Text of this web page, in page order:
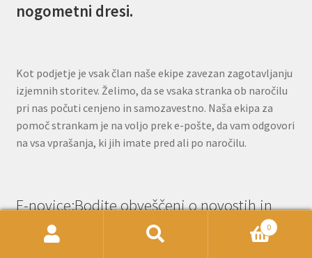
nogometni dresi.
Kot podjetje je vsak član naše ekipe zavezan zagotavljanju
izjemnih storitev. Želimo, da se vsaka stranka ob naročilu
pri nas počuti cenjeno in samozavestno. Naša ekipa za
pomoč strankam je na voljo prek e-pošte, da vam odgovori
na vsa vprašanja, ki jih imate pred ali po naročilu.
E-novice:Bodite obveščeni o novostih in
posebnih ponudbah!
0